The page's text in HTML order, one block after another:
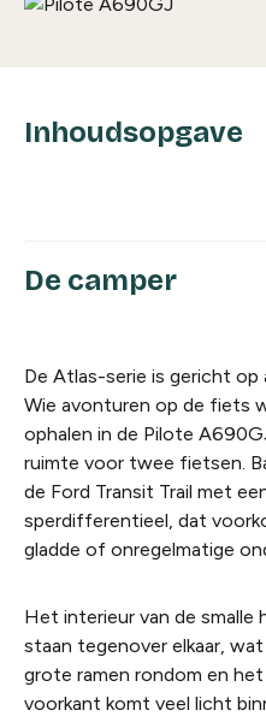
Inhoudsopgave
De camper
De Atlas-serie is gericht op
Wie avonturen op de fiets
ophalen in de Pilote
ruimte voor twee fietsen.
de Ford Transit Trail met
sperdifferentieel, dat
gladde of onregelmatige
Het interieur van de smalle
staan tegenover elkaar,
grote ramen rondom en het
voorkant komt veel licht